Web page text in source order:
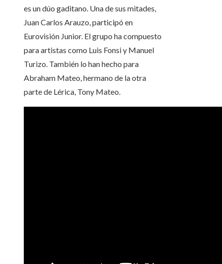
es un dúo gaditano. Una de sus mitades,
Juan Carlos Arauzo, participó en
Eurovisión Junior. El grupo ha compuesto
para artistas como Luis Fonsi y Manuel
Turizo. También lo han hecho para
Abraham Mateo, hermano de la otra
parte de Lérica, Tony Mateo.